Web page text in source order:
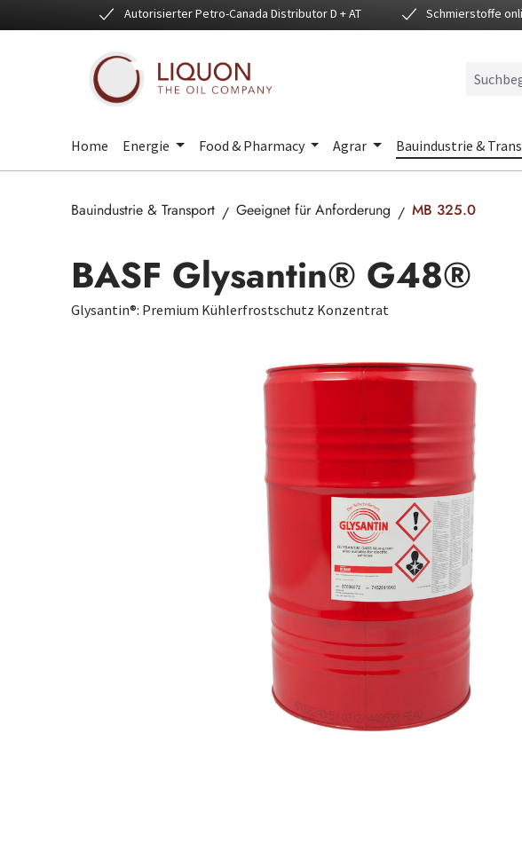
Hauptinhalt springen
Zur Suche springen
Zur Hauptnavigation springenAutorisierter Petro-Canada Distributor D + AT Schmierstoffe
Home Energie Food & Pharmacy Agrar Bauindustrie &
Bauindustrie & Transport Geeignet für Anforderung MB 325.0
BASF Glysantin® G48®
Glysantin®: Premium Kühlerfrostschutz Konzentrat